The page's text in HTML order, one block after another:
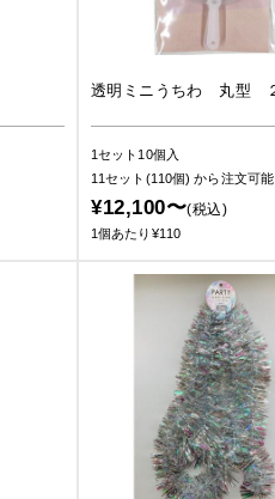
透明ミニうちわ 丸型
1セット10個入
11セット(110個)から注文可能
¥12,100〜(税込)
1個あたり¥110